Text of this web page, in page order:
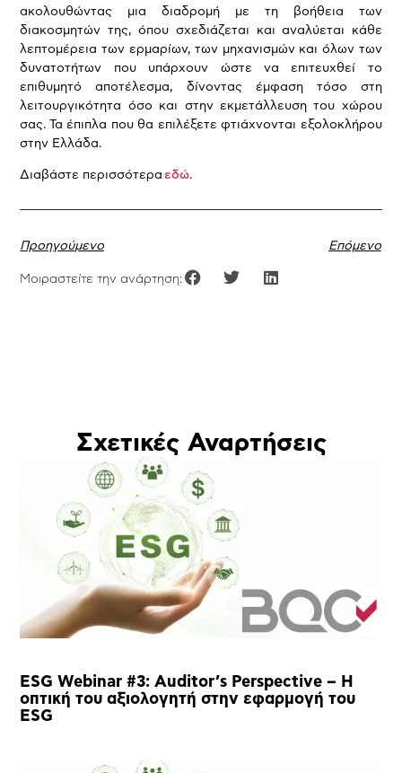
ακολουθώντας μια διαδρομή με τη βοήθεια των
διακοσμητών της, όπου σχεδιάζεται και αναλύεται κάθε
λεπτομέρεια των ερμαρίων, των μηχανισμών και όλων των
δυνατοτήτων που υπάρχουν ώστε να επιτευχθεί το
επιθυμητό αποτέλεσμα, δίνοντας έμφαση τόσο στη
λειτουργικότητα όσο και στην εκμετάλλευση του χώρου
σας. Τα έπιπλα που θα επιλέξετε φτιάχνονται εξολοκλήρου
στην Ελλάδα.
Διαβάστε περισσότεραεδώ.
Προηγούμενο Επόμενο
Μοιραστείτε την ανάρτηση:
Σχετικές Αναρτήσεις
ESG Webinar #3: Auditor’s Perspective – Η
οπτική του αξιολογητή στην εφαρμογή του
ESG